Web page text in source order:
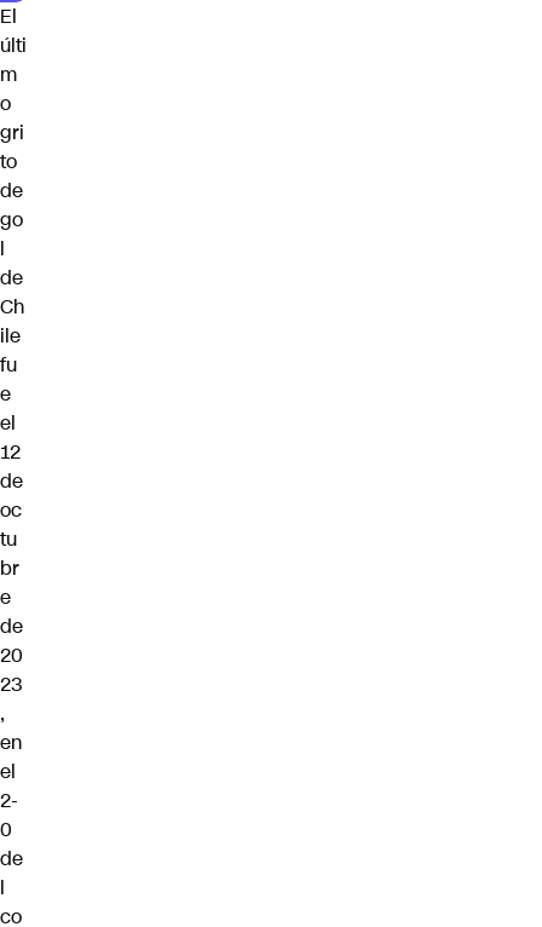
El
últi
m
o
gri
to
de
go
l
de
Ch
ile
fu
e
el
12
de
oc
tu
br
e
de
20
23
,
en
el
2-
0
de
l
co